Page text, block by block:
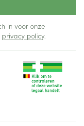
in voor onze
privacy policy.